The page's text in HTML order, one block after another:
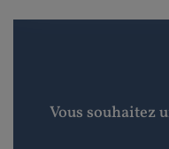
Vous souhaitez